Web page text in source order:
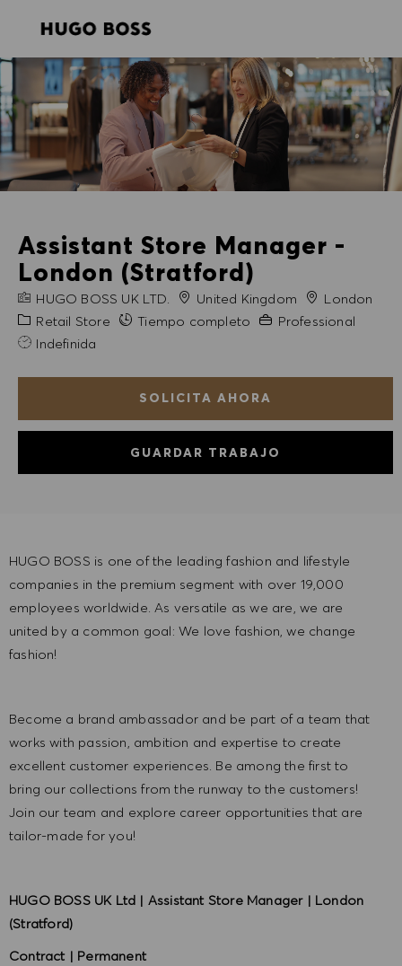
Assistant Store Manager -
London (Stratford)
NOMBRE DE LA EMPRESA
HUGO BOSS UK LTD. United Kingdom Ciudad
London
Categoría
Retail Store Tiempo completo Experiencia necesaria
Professional
Indefinida
SOLICITA AHORA
GUARDAR TRABAJO
HUGO BOSS is one of the leading fashion and lifestyle
companies in the premium segment with over 19,000
employees worldwide. As versatile as we are, we are
united by a common goal: We love fashion, we change
fashion!
Become a brand ambassador and be part of a team that
works with passion, ambition and expertise to create
excellent customer experiences. Be among the first to
bring our collections from the runway to the customers!
Join our team and explore career opportunities that are
tailor-made for you!
HUGO BOSS UK Ltd | Assistant Store Manager | London
(Stratford)
Contract | Permanent